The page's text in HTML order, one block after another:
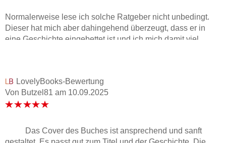
Normalerweise lese ich solche Ratgeber nicht unbedingt.
Dieser hat mich aber dahingehend überzeugt, dass er in
eine Geschichte eingebettet ist und ich mich damit viel
man das Gelesene gleich selbst ausprobieren.Fazit:
Sicherlich funktioniert das mit dem Selbstwertgefühl nicht
sofort. Man muss sich schon bewusst darauf einlassen und
oder anderen sicherlich eine Hilfestellung bieten und den
ersten Anstoß sich damit auseinanderzusetzen geben.Ich
LovelyBooks-Bewertung
Von Butzel81 am 10.09.2025
Das Cover des Buches ist ansprechend und sanft